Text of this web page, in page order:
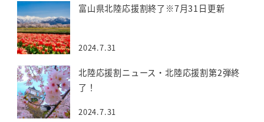
富山県北陸応援割終了※7月31日更新
2024.7.31
北陸応援割ニュース・北陸応援割第2弾終
了！
2024.7.31